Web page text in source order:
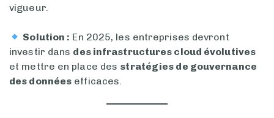
vigueur.
Solution : En 2025, les entreprises devront
investir dans des infrastructures cloud évolutives
et mettre en place des stratégies de gouvernance
des données efficaces.